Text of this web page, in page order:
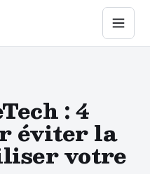
: 4
éviter la
votre